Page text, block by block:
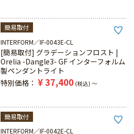
簡易取付
INTERFORM
IF-0043E-CL
[簡易取付] グラデーションフロスト |
Orelia -Dangle3- GF インターフォルム
製ペンダントライト
特別価格
¥37,400 税込 〜
簡易取付
INTERFORM
IF-0042E-CL